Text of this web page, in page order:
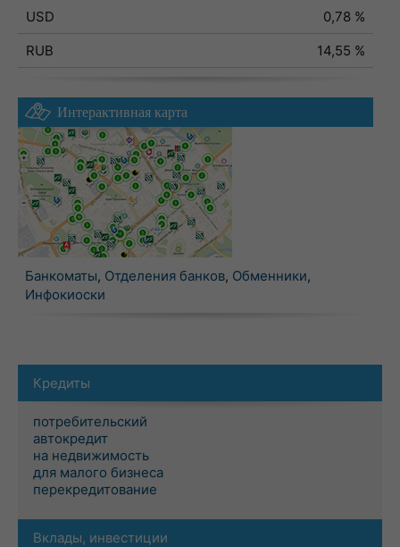
USD
0,78 %
RUB
14,55 %
Интерактивная карта
Банкоматы, Отделения банков, Обменники,
Инфокиоски
Кредиты
потребительский
автокредит
на недвижимость
для малого бизнеса
перекредитование
Вклады, инвестиции